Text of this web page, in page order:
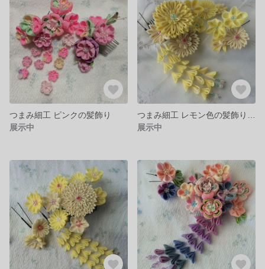
つまみ細工 ピンクの髪飾り
展示中
展示中